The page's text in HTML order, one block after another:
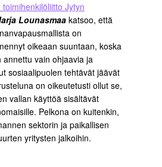
Jytyn
Lounasmaa katsoo, että
on
oikeaan suuntaan, koska
annettu vain ohjaavia ja
sosiaalipuolen tehtävät jäävät
on oikeutetusti ollut se,
vallan käyttöä sisältävät
Pelkona on kuitenkin,
sektorin ja paikallisen
yritysten jalkoihin.